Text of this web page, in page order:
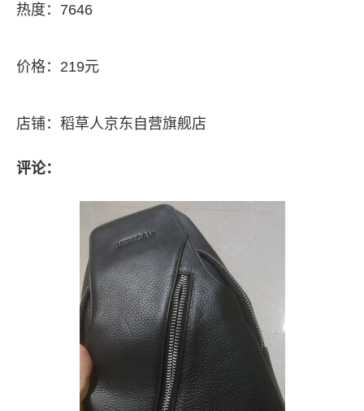
热度：7646
价格：219元
店铺：稻草人京东自营旗舰店
评论：